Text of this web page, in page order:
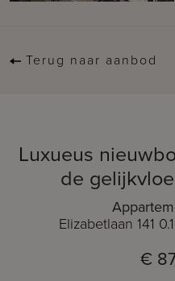
Terug naar aanbod
Luxueus
de
Elizabetlaan 141
€